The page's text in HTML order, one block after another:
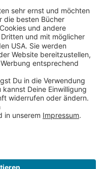
Bestellwert innerhalb
Deutschlands
36, D-70182